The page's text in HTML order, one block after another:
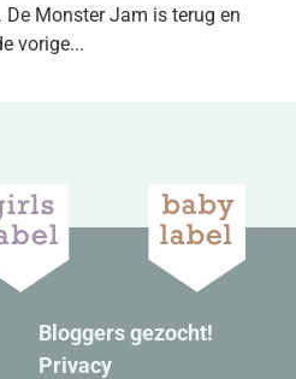
Monster Jam is terug en
vorige...
Bloggers gezocht!
Privacy